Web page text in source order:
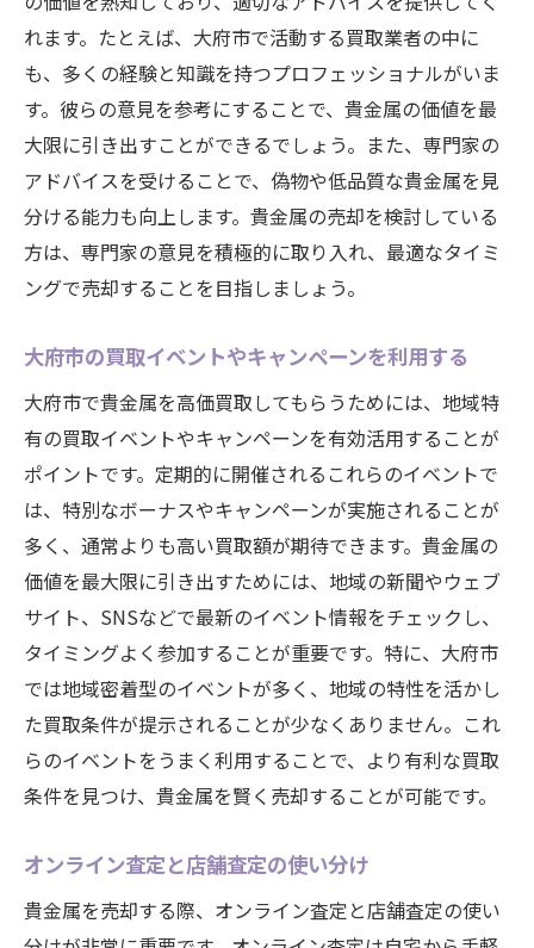
れます。たとえば、大府市で活動する買取業者の中に
も、多くの経験と知識を持つプロフェッショナルがいま
す。彼らの意見を参考にすることで、貴金属の価値を最
大限に引き出すことができるでしょう。また、専門家の
アドバイスを受けることで、偽物や低品質な貴金属を見
分ける能力も向上します。貴金属の売却を検討している
方は、専門家の意見を積極的に取り入れ、最適なタイミ
ングで売却することを目指しましょう。
大府市の買取イベントやキャンペーンを利用する
大府市で貴金属を高価買取してもらうためには、地域特
有の買取イベントやキャンペーンを有効活用することが
ポイントです。定期的に開催されるこれらのイベントで
は、特別なボーナスやキャンペーンが実施されることが
多く、通常よりも高い買取額が期待できます。貴金属の
価値を最大限に引き出すためには、地域の新聞やウェブ
サイト、SNSなどで最新のイベント情報をチェックし、
タイミングよく参加することが重要です。特に、大府市
では地域密着型のイベントが多く、地域の特性を活かし
た買取条件が提示されることが少なくありません。これ
らのイベントをうまく利用することで、より有利な買取
条件を見つけ、貴金属を賢く売却することが可能です。
オンライン査定と店舗査定の使い分け
貴金属を売却する際、オンライン査定と店舗査定の使い